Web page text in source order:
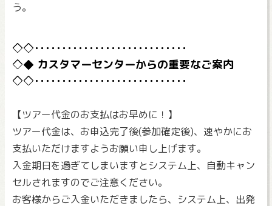
う。
カスタマーセンターからの重要なご案内
【ツアー代金のお支払はお早めに！】
ツアー代金は、お申込完了後(参加確定後)、速やかにお
支払いただけますようお願い申し上げます。
入金期日を過ぎてしまいますとシステム上、自動キャン
セルされますのでご注意ください。
お客様からご入金いただきましたら、システム上、出発